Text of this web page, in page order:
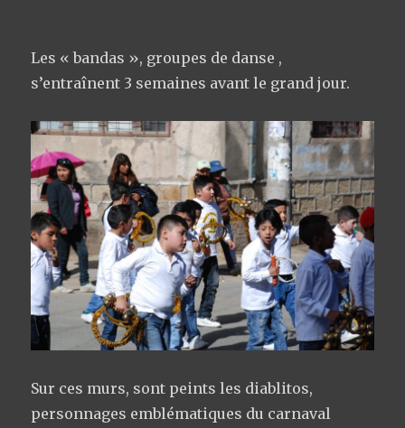
Les « bandas », groupes de danse ,
s’entraînent 3 semaines avant le grand jour.
Sur ces murs, sont peints les diablitos,
personnages emblématiques du carnaval